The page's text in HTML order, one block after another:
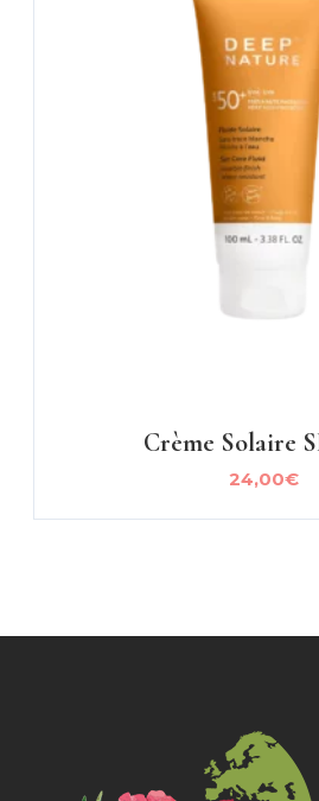
Crème Solaire
24,00€